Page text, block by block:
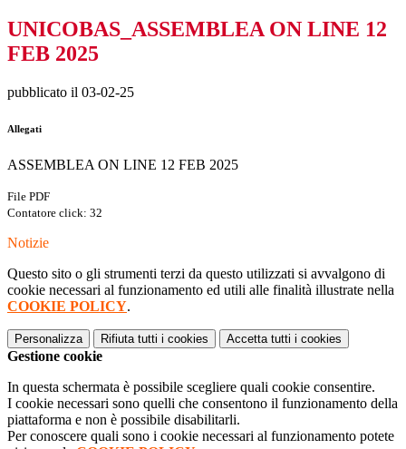
UNICOBAS_ASSEMBLEA ON LINE 12
FEB 2025
pubblicato il 03-02-25
Allegati
ASSEMBLEA ON LINE 12 FEB 2025
File PDF
Contatore click: 32
Notizie
Questo sito o gli strumenti terzi da questo utilizzati si avvalgono di
cookie necessari al funzionamento ed utili alle finalità illustrate nella
COOKIE POLICY.
Personalizza Rifiuta tutti i cookies Accetta tutti i cookies
Gestione cookie
In questa schermata è possibile scegliere quali cookie consentire.
I cookie necessari sono quelli che consentono il funzionamento della
piattaforma e non è possibile disabilitarli.
Per conoscere quali sono i cookie necessari al funzionamento potete